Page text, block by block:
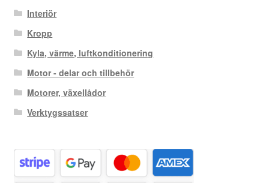
Interiör
Kropp
Kyla, värme, luftkonditionering
Motor - delar och tillbehör
Motorer, växellådor
Verktygssatser